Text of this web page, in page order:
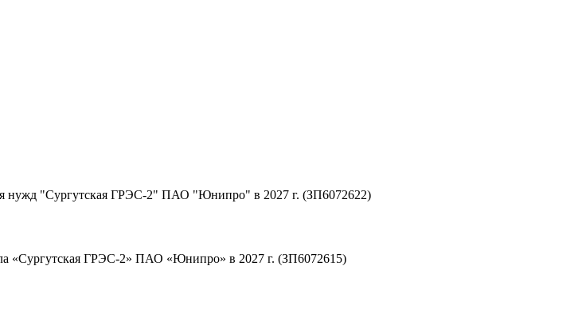
нужд "Сургутская ГРЭС-2" ПАО "Юнипро" в 2027 г. (ЗП6072622)
«Сургутская ГРЭС-2» ПАО «Юнипро» в 2027 г. (ЗП6072615)